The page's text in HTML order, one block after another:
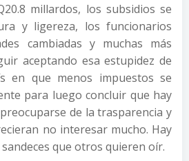
millardos, los subsidios se
y ligereza, los funcionarios
cambiadas y muchas más
aceptando esa estupidez de
en que menos impuestos se
para luego concluir que hay
de la trasparencia y
no interesar mucho. Hay
que otros quieren oír.